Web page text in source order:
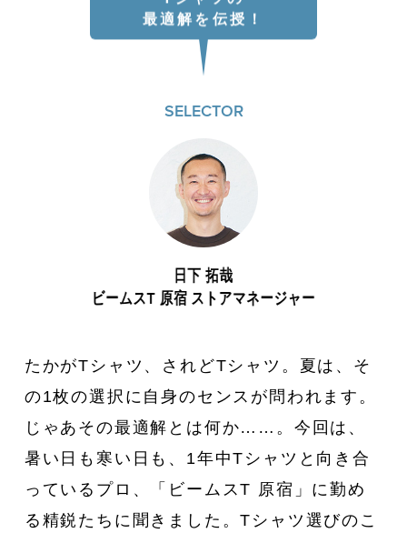
最適解を伝授！
SELECTOR
日下 拓哉
ビームスT 原宿 ストアマネージャー
たかがTシャツ、されどTシャツ。夏は、そ
の1枚の選択に自身のセンスが問われます。
じゃあその最適解とは何か……。今回は、
暑い日も寒い日も、1年中Tシャツと向き合
っているプロ、「ビームスT 原宿」に勤め
る精鋭たちに聞きました。Tシャツ選びのこ
PICK UP
私たちは、〈Ziploc® Ribbon〉
をこう使う！
夏を全力で楽しむために。
森田麻衣子が愛用する今夏アイ